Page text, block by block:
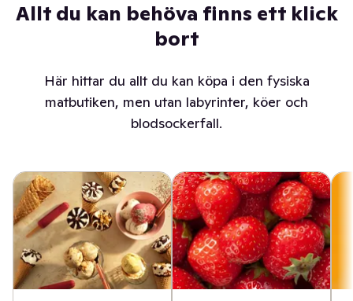
Allt du kan behöva finns ett klick
bort
Här hittar du allt du kan köpa i den fysiska
matbutiken, men utan labyrinter, köer och
blodsockerfall.